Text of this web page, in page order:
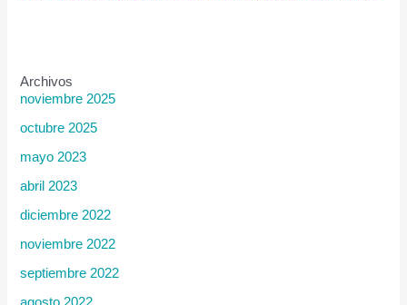
Archivos
noviembre 2025
octubre 2025
mayo 2023
abril 2023
diciembre 2022
noviembre 2022
septiembre 2022
agosto 2022